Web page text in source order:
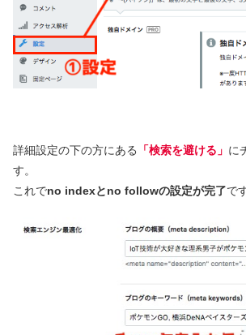
詳細設定の下の方にある 「検索を避ける」 に
す。
これでno indexとno followの設定が完了で